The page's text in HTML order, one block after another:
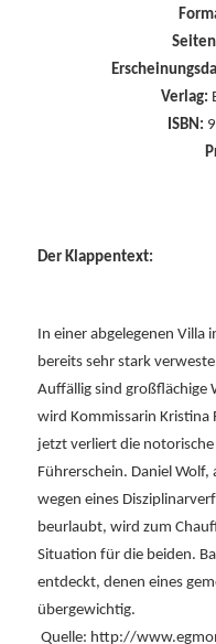
Verlag:
ISBN:
Der Klappentext:
In einer abgelegenen Villa
bereits sehr stark
Auffällig sind großflächige
wird Kommissarin Kristina
jetzt verliert die
Führerschein. Daniel
wegen eines
beurlaubt, wird zum
Situation für die beiden.
entdeckt, denen eines
übergewichtig.
Quelle: http://